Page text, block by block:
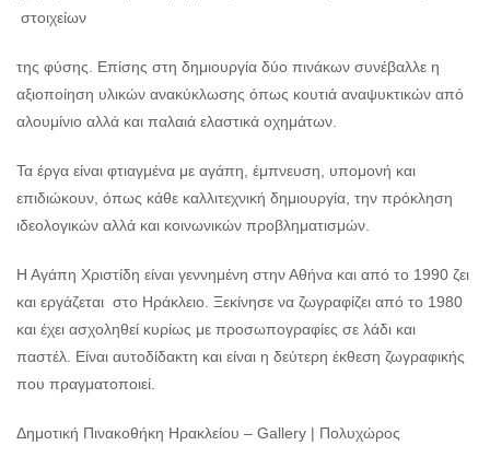
στοιχείων
της φύσης. Επίσης στη δημιουργία δύο πινάκων συνέβαλλε η
αξιοποίηση υλικών ανακύκλωσης όπως κουτιά αναψυκτικών από
αλουμίνιο αλλά και παλαιά ελαστικά οχημάτων.
Τα έργα είναι φτιαγμένα με αγάπη, έμπνευση, υπομονή και
επιδιώκουν, όπως κάθε καλλιτεχνική δημιουργία, την πρόκληση
ιδεολογικών αλλά και κοινωνικών προβληματισμών.
Η Αγάπη Χριστίδη είναι γεννημένη στην Αθήνα και από το 1990 ζει
και εργάζεται στο Ηράκλειο. Ξεκίνησε να ζωγραφίζει από το 1980
και έχει ασχοληθεί κυρίως με προσωπογραφίες σε λάδι και
παστέλ. Είναι αυτοδίδακτη και είναι η δεύτερη έκθεση ζωγραφικής
που πραγματοποιεί.
Δημοτική Πινακοθήκη Ηρακλείου – Gallery | Πολυχώρος